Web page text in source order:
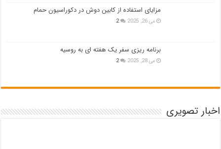
مزایای استفاده از کابین دوش در دکوراسیون حمام
می 26, 2025 2
برنامه ریزی سفر یک هفته ای به روسیه
می 28, 2025 2
اخبار تصویری